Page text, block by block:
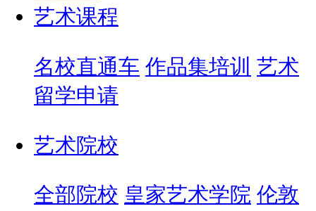
艺术课程
名校直通车 作品集培训 艺术
留学申请
艺术院校
全部院校 皇家艺术学院 伦敦